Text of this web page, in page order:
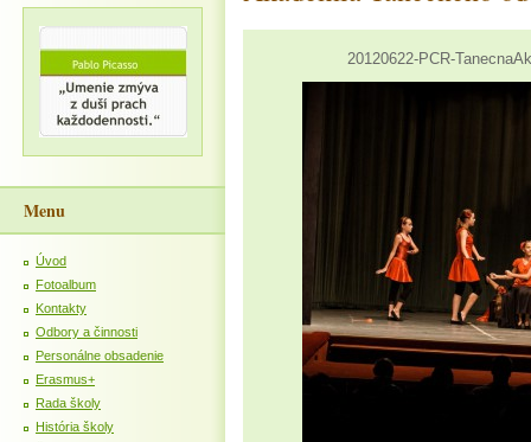
20120622-PCR-
Menu
Úvod
Fotoalbum
Kontakty
Odbory a činnosti
Personálne obsadenie
Erasmus+
Rada školy
História školy